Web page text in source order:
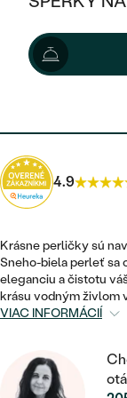
PODĽA ŠTÝLU
ETERNITY
VINTAGE
TEPANÉ
HALO
VINTAGE
SET
ZOSTAVTE SI
ZAČAŤ S
VÝPREDAJ
ŠPERKY
PODĽA TYPU
NÁUŠNICE
PRSTENE
PRÍVESKY
NÁRAMKY
PÁNSKE
PLATINOVÉ
KRUHOVÉ
VISIACE
SOLITÉR
V TVARE
ZLATÉ
PODĽA ŠTÝLU
SOLITÉR
VÝPREDAJ
ZLATÉ
PODĽA ŠTÝLU
ETERNITY
2 739 €
Šperk vám
4.9
Krásne perličky sú
Sneho-biela perleť sa
eleganciu a čistotu
krásu vodným živlom
VIAC INFORMÁCIÍ